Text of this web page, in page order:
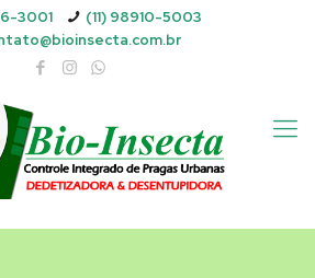
3001
(11) 98910-5003